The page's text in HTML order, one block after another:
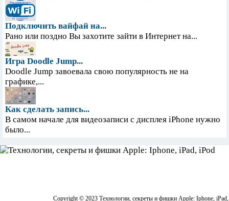
Подключить вайфай на...
Рано или поздно Вы захотите зайти в Интернет на...
Игра Doodle Jump...
Doodle Jump завоевала свою популярность не на
графике,...
Как сделать запись...
В самом начале для видеозаписи с дисплея iPhone нужно
было...
Copyright © 2023 Технологии, секреты и фишки Apple: Iphone, iPad,